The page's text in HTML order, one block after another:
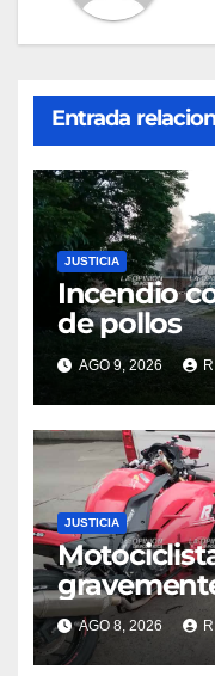
Entrada
JUSTICIA
Incendio
de pollos
AGO 9, 2026
JUSTICIA
choque en
Flores
AGO 8, 2026